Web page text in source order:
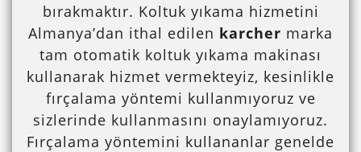
bırakmaktır. Koltuk yıkama hizmetini
Almanya’dan ithal edilen karcher marka
tam otomatik koltuk yıkama makinası
kullanarak hizmet vermekteyiz, kesinlikle
fırçalama yöntemi kullanmıyoruz ve
sizlerinde kullanmasını onaylamıyoruz.
Fırçalama yöntemini kullananlar genelde